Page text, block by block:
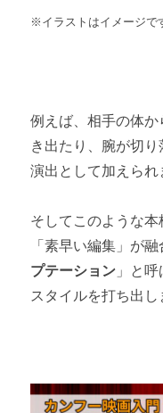
※イラストはイメージで
例えば、相手の体
き出たり、腕が切
演出として加えられ
そしてこのような
「素早い編集」が
プテーション 」と
スタイルを打ち出し